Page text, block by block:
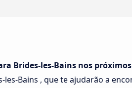
Brides-les-Bains nos
Bains , que te ajudarão a